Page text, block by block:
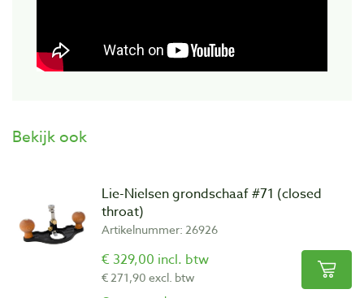
Bekijk ook
Lie-Nielsen grondschaaf #71 (closed
throat)
Artikelnummer: 26926
€ 329,00 incl. btw
€ 271,90 excl. btw